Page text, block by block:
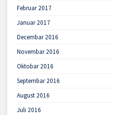
Februar 2017
Januar 2017
Decembar 2016
Novembar 2016
Oktobar 2016
Septembar 2016
August 2016
Juli 2016